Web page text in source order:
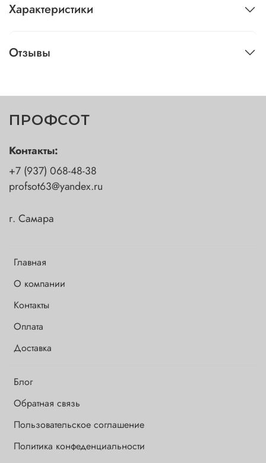
Характеристики
Отзывы
ПРОФСОТ
Главная
О компании
Контакты
Оплата
Доставка
Блог
Обратная связь
Пользовательское соглашение
Политика конфеденциальности
Контакты:
+7 (937) 068-48-38
profsot63@yandex.ru
г. Самара